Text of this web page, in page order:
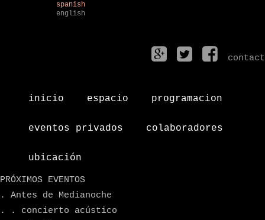
spanish
english
contact
inicio espacio programacion
eventos privados colaboradores
ubicación
PRÓXIMOS EVENTOS
. Antes de Medianoche
. . concierto acústico